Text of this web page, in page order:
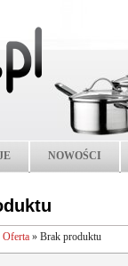
NOWOŚCI
Oferta » Brak produktu